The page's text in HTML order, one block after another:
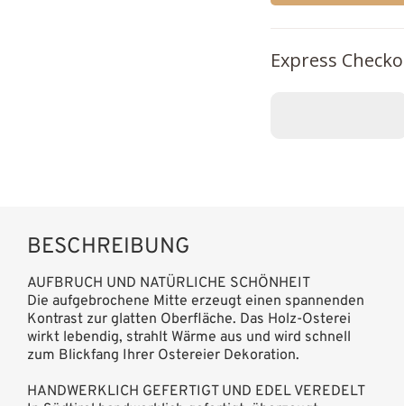
Express
BESCHREIBUNG
AUFBRUCH UND NATÜRLICHE SCHÖNHEIT
Die aufgebrochene Mitte erzeugt einen spannenden
Kontrast zur glatten Oberfläche. Das Holz-Osterei
wirkt lebendig, strahlt Wärme aus und wird schnell
zum Blickfang Ihrer Ostereier Dekoration.
HANDWERKLICH GEFERTIGT UND EDEL VEREDELT